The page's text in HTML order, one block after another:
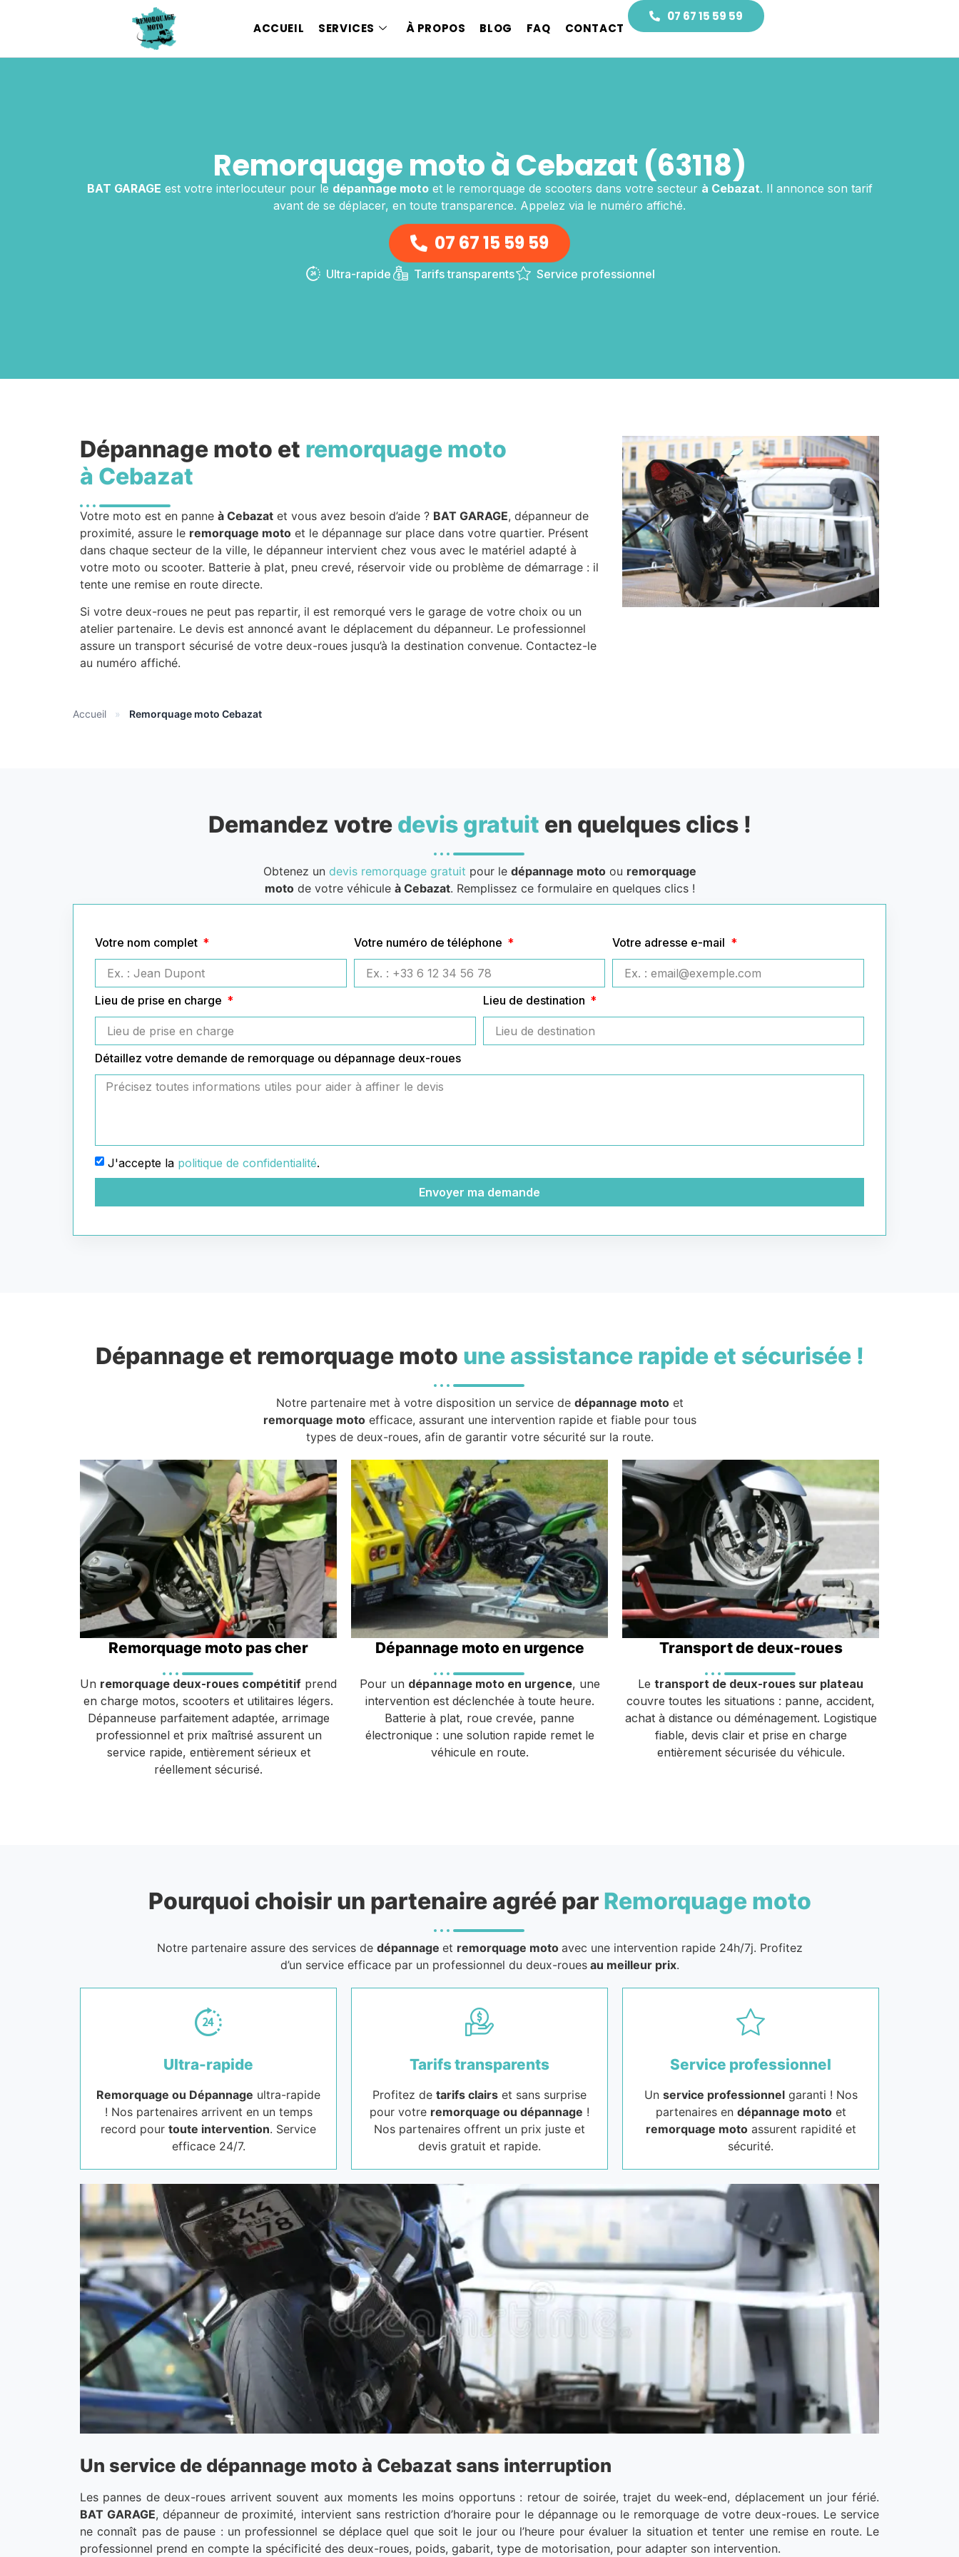
ACCUEIL SERVICES À PROPOS BLOG FAQ CONTACT
07 67 15 59 59
Remorquage moto à Cebazat (63118)
BAT GARAGE est votre interlocuteur pour le dépannage motoet le remorquage de scooters dans votre secteur à Cebazat. Il annonce son tarif
avant de se déplacer, en toute transparence. Appelez via le numéro affiché.
07 67 15 59 59
Ultra-rapide Tarifs transparents Service professionnel
Dépannage moto et remorquage moto
à Cebazat
Votre moto est en panne à Cebazat et vous avez besoin d’aide ? BAT GARAGE, dépanneur de
proximité, assure le remorquage moto et le dépannage sur place dans votre quartier. Présent
dans chaque secteur de la ville, le dépanneur intervient chez vous avec le matériel adapté à
votre moto ou scooter. Batterie à plat, pneu crevé, réservoir vide ou problème de démarrage : il
tente une remise en route directe.
Si votre deux-roues ne peut pas repartir, il est remorqué vers le garage de votre choix ou un
atelier partenaire. Le devis est annoncé avant le déplacement du dépanneur. Le professionnel
assure un transport sécurisé de votre deux-roues jusqu’à la destination convenue. Contactez-le
au numéro affiché.
Accueil » Remorquage moto Cebazat
Demandez votre devis gratuit en quelques clics !
Obtenez un devis remorquage gratuit pour le dépannage motoou remorquage
motode votre véhicule à Cebazat. Remplissez ce formulaire en quelques clics !
Votre nom complet Votre numéro de téléphone Votre adresse e-mail
Lieu de prise en charge Lieu de destination
Détaillez votre demande de remorquage ou dépannage deux-roues
J'accepte la politique de confidentialité.
Envoyer ma demande
Dépannage et remorquage moto une assistance rapide et sécurisée !
Notre partenaire met à votre disposition un service de dépannage motoet
remorquage motoefficace, assurant une intervention rapide et fiable pour tous
types de deux-roues, afin de garantir votre sécurité sur la route.
Remorquage moto pas cher
Un remorquage deux-roues compétitif prend
en charge motos, scooters et utilitaires légers.
Dépanneuse parfaitement adaptée, arrimage
professionnel et prix maîtrisé assurent un
service rapide, entièrement sérieux et
réellement sécurisé.
Dépannage moto en urgence
Pour un dépannage moto en urgence, une
intervention est déclenchée à toute heure.
Batterie à plat, roue crevée, panne
électronique : une solution rapide remet le
véhicule en route.
Transport de deux-roues
Le transport de deux-roues sur plateau
couvre toutes les situations : panne, accident,
achat à distance ou déménagement. Logistique
fiable, devis clair et prise en charge
entièrement sécurisée du véhicule.
Pourquoi choisir un partenaire agréé par Remorquage moto
Notre partenaire assure des services de dépannage et remorquage moto avec une intervention rapide 24h/7j. Profitez
d’un service efficace par un professionnel du deux-rouesau meilleur prix.
Ultra-rapide
Remorquage ou Dépannage ultra-rapide
! Nos partenaires arrivent en un temps
record pour toute intervention. Service
efficace 24/7.
Tarifs transparents
Profitez de tarifs clairs et sans surprise
pour votre remorquage ou dépannage !
Nos partenaires offrent un prix juste et
devis gratuit et rapide.
Service professionnel
Un service professionnelgaranti ! Nos
partenaires en dépannage motoet
remorquage motoassurent rapidité et
sécurité.
Un service de dépannage moto à Cebazat sans interruption
Les pannes de deux-roues arrivent souvent aux moments les moins opportuns : retour de soirée, trajet du week-end, déplacement un jour férié.
BAT GARAGE, dépanneur de proximité, intervient sans restriction d’horaire pour le dépannage ou le remorquage de votre deux-roues. Le service
ne connaît pas de pause : un professionnel se déplace quel que soit le jour ou l’heure pour évaluer la situation et tenter une remise en route. Le
professionnel prend en compte la spécificité des deux-roues, poids, gabarit, type de motorisation, pour adapter son intervention.